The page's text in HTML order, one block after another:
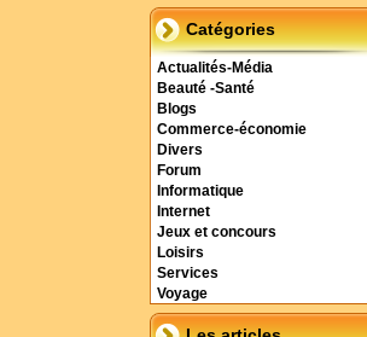
Catégories
Actualités-Média
Beauté -Santé
Blogs
Commerce-économie
Divers
Forum
Informatique
Internet
Jeux et concours
Loisirs
Services
Voyage